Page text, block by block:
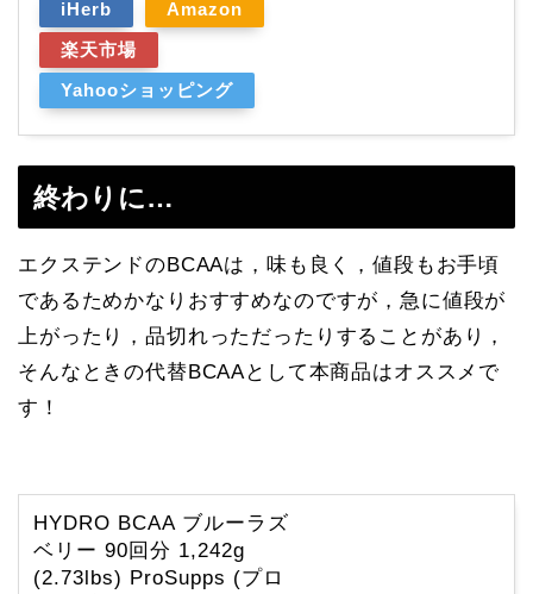
iHerb
Amazon
楽天市場
Yahooショッピング
終わりに…
エクステンドのBCAAは，味も良く，値段もお手頃
であるためかなりおすすめなのですが，急に値段が
上がったり，品切れっただったりすることがあり，
そんなときの代替BCAAとして本商品はオススメで
す！
HYDRO BCAA ブルーラズ
ベリー 90回分 1,242g
(2.73lbs) ProSupps (プロ